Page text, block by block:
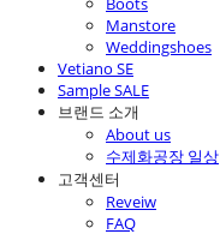
Manstore
Weddingshoes
Vetiano SE
Sample SALE
브랜드 소개
About us
수제화공장 일상
고객센터
Reveiw
FAQ